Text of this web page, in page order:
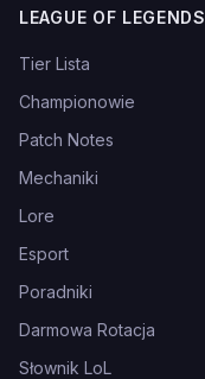
LEAGUE OF LEGENDS
Tier Lista
Championowie
Patch Notes
Mechaniki
Lore
Esport
Poradniki
Darmowa Rotacja
Słownik LoL